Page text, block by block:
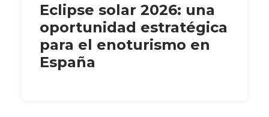
Eclipse solar 2026: una
oportunidad estratégica
para el enoturismo en
España